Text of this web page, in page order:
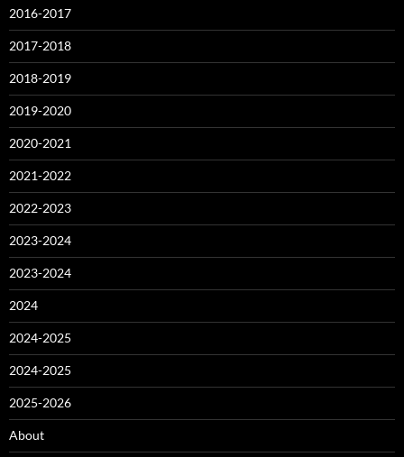
2016-2017
2017-2018
2018-2019
2019-2020
2020-2021
2021-2022
2022-2023
2023-2024
2023-2024
2024
2024-2025
2024-2025
2025-2026
About